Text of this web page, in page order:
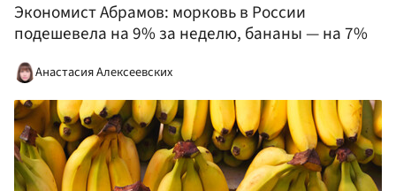
Экономист Абрамов: морковь в России
подешевела на 9% за неделю, бананы — на 7%
Анастасия Алексеевских